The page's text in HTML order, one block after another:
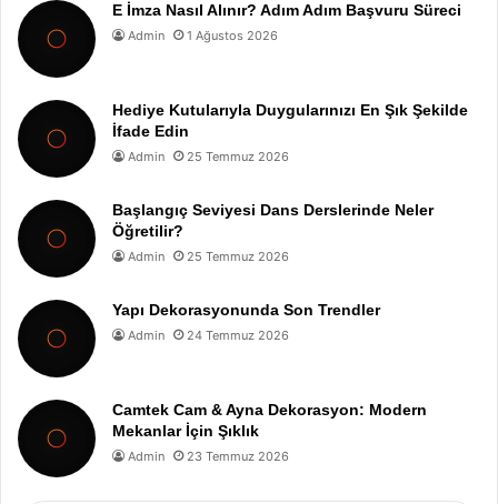
E İmza Nasıl Alınır? Adım Adım Başvuru Süreci
Admin 1 Ağustos 2026
Hediye Kutularıyla Duygularınızı En Şık Şekilde
İfade Edin
Admin 25 Temmuz 2026
Başlangıç Seviyesi Dans Derslerinde Neler
Öğretilir?
Admin 25 Temmuz 2026
Yapı Dekorasyonunda Son Trendler
Admin 24 Temmuz 2026
Camtek Cam & Ayna Dekorasyon: Modern
Mekanlar İçin Şıklık
Admin 23 Temmuz 2026